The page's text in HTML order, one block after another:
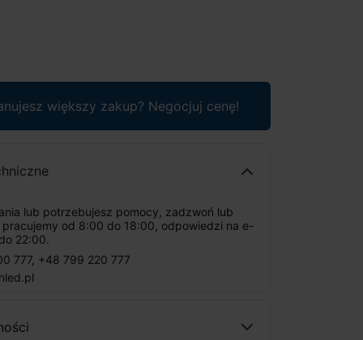
większy zakup? Negocjuj cenę!
lub potrzebujesz pomocy, zadzwoń lub
pracujemy od 8:00 do 18:00, odpowiedzi na e-
22:00.
777, +48 799 220 777